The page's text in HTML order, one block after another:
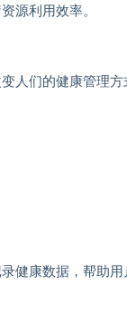
源利用效率。
人们的健康管理方
健康数据，帮助